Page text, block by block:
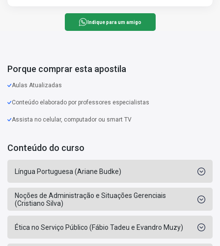
Indique para um amigo
Porque comprar esta apostila
Aulas Atualizadas
Conteúdo elaborado por professores especialistas
Assista no celular, computador ou smart TV
Conteúdo do curso
Língua Portuguesa (Ariane Budke)
Noções de Administração e Situações Gerenciais
(Cristiano Silva)
Ética no Serviço Público (Fábio Tadeu e Evandro Muzy)